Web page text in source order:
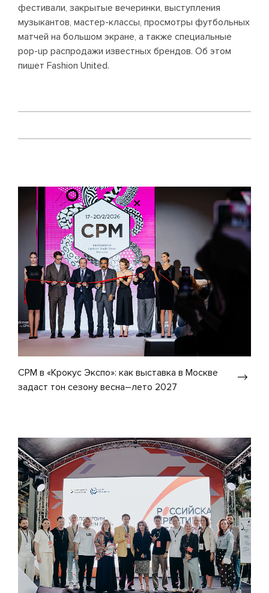
фестивали, закрытые вечеринки, выступления
музыкантов, мастер-классы, просмотры футбольных
матчей на большом экране, а также специальные
pop-up распродажи известных брендов. Об этом
пишет Fashion United.
CPM в «Крокус Экспо»: как выставка в Москве
задаст тон сезону весна–лето 2027